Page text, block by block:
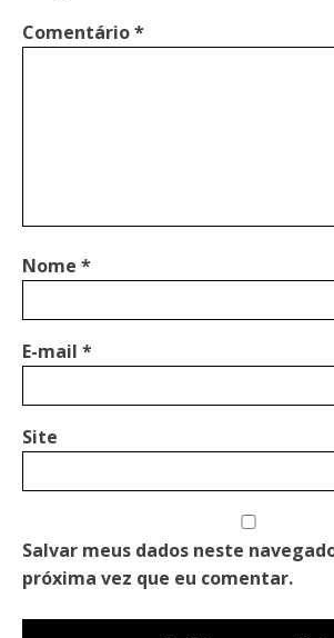
Comentário*
Nome *
E-mail *
Site
Salvar meus dados neste
próxima vez que eu comentar.